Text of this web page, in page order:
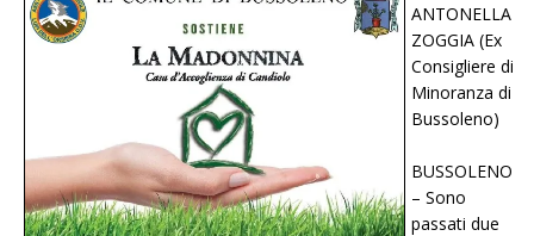
ANTONELLA
ZOGGIA (Ex
Consigliere di
Minoranza di
Bussoleno)
BUSSOLENO
– Sono
passati due